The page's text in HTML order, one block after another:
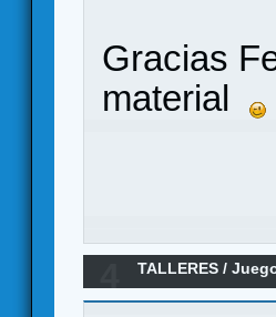
Gracias
material
TALLERES /
de los Anillos [ES]